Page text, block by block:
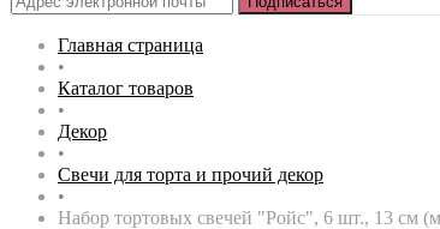
Главная страница
•
Каталог товаров
•
Декор
•
Свечи для торта и прочий декор
•
Набор тортовых свечей "Ройс", 6 шт., 13 см